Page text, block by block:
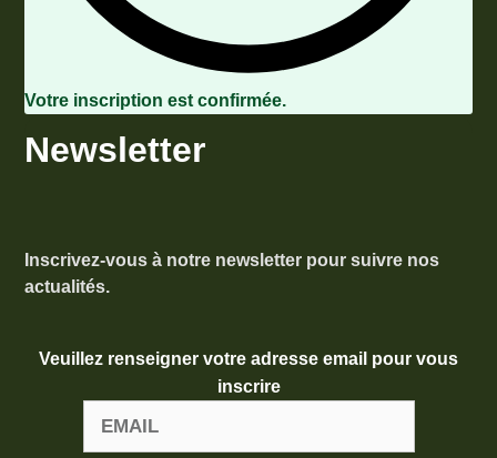
Votre inscription est confirmée.
Newsletter
Inscrivez-vous à notre newsletter pour suivre nos
actualités.
Veuillez renseigner votre adresse email pour vous
inscrire